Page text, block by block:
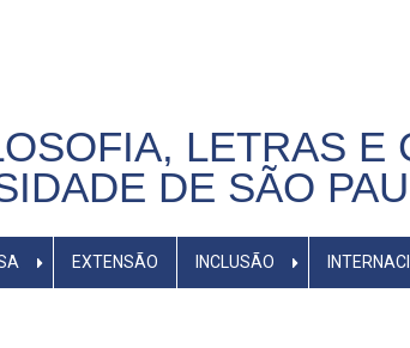
LETRAS E
DE SÃO
EXTENSÃO INCLUSÃO